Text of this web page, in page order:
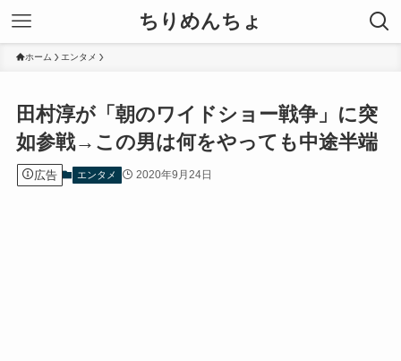
ちりめんちょ
ホーム エンタメ
田村淳が「朝のワイドショー戦争」に突
如参戦→この男は何をやっても中途半端
広告 エンタメ 2020年9月24日